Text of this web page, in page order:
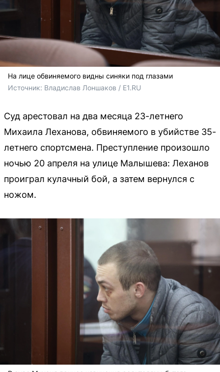
На лице обвиняемого видны синяки под глазами
Источник: Владислав Лоншаков / E1.RU
Суд арестовал на два месяца 23-летнего
Михаила Леханова, обвиняемого в убийстве 35-
летнего спортсмена. Преступление произошло
ночью 20 апреля на улице Малышева: Леханов
проиграл кулачный бой, а затем вернулся с
ножом.